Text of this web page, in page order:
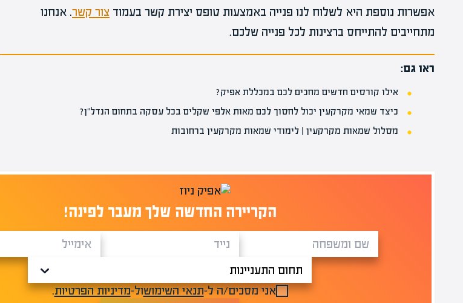
אפשרות נוספת היא לשלוח לנו פנייה באמצעות טופס יצירת קשר בעמוד צור קשר. אנחנו
מתחייבים להתייחס ברצינות לכל פנייה שלכם.
ראו גם:
אילו קורסים חדשים מחכים לכם במכללת אפיק?
כיצד שמאי מקרקעין יכול לחסוך לכם מאות אלפי שקלים בכל עסקה בתחום הנדל"ן?
מסלול שמאות מקרקעין | לימודי שמאות מקרקעין ברחובות
הקריירה החדשה שלך מעבר לפינה!
אני מסכים/ה ל-תנאי השימושול-מדיניות הפרטיות.